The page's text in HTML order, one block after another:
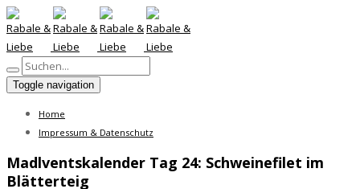
Toggle navigation
Home
Impressum & Datenschutz
Madlventskalender Tag 24: Schweinefilet im
Blätterteig